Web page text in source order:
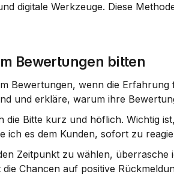
digitale Werkzeuge. Diese
Bewertungen bitten
Bewertungen, wenn die
und erkläre, warum ihre
die Bitte kurz und höflich. Wichtig
ich es dem Kunden, sofort zu
Zeitpunkt zu wählen,
Chancen auf positive